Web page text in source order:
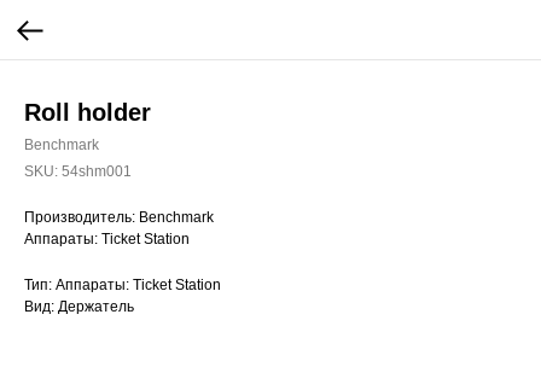
Roll holder
Benchmark
SKU: 54shm001
Производитель: Benchmark
Аппараты: Ticket Station
Тип: Аппараты: Ticket Station
Вид: Держатель